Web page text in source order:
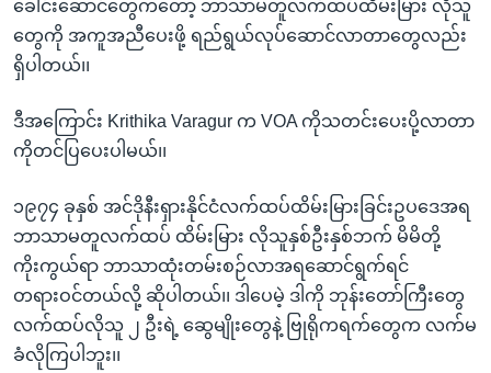
ကျော်
ရန်
ခေါင်းဆောင်တွေကတော့ ဘာသာမတူလက်ထပ်ထိမ်းမြား လိုသူ
တွေကို အကူအညီပေးဖို့ ရည်ရွယ်လုပ်ဆောင်လာတာတွေလည်း
ရှိပါတယ်၊၊
ဒီအကြောင်း Krithika Varagur က VOA ကိုသတင်းပေးပို့လာတာ
ကိုတင်ပြပေးပါမယ်၊၊
၁၉၇၄ ခုနှစ် အင်ဒိုနီးရှားနိုင်ငံလက်ထပ်ထိမ်းမြားခြင်းဥပဒေအရ
ဘာသာမတူလက်ထပ် ထိမ်းမြား လိုသူနှစ်ဦးနှစ်ဘက် မိမိတို့
ကိုးကွယ်ရာ ဘာသာထုံးတမ်းစဉ်လာအရဆောင်ရွက်ရင်
တရားဝင်တယ်လို့ ဆိုပါတယ်၊၊ ဒါပေမဲ့ ဒါကို ဘုန်းတော်ကြီးတွေ
လက်ထပ်လိုသူ ၂ ဦးရဲ့ ဆွေမျိုးတွေနဲ့ ဗြုရိုကရက်တွေက လက်မ
ခံလိုကြပါဘူး၊၊